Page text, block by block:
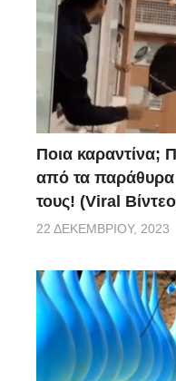
Ποια καραντίνα;
από τα παράθυρα
τους! (Viral
22 ΔΕΚΕΜΒΡΊΟΥ, 2023